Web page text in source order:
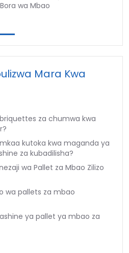
wa Mbao
Mara Kwa
za chumwa kwa
kutoka kwa maganda ya
za kubadilisha?
wa Pallet za Mbao Zilizo
wa pallets za mbao
ya pallet ya mbao za